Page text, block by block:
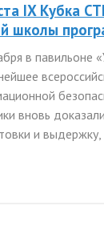
IX Кубка
школы
в павильоне
вновь
и выдержку,